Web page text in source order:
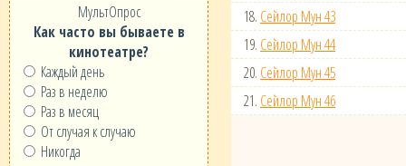
МультОпрос
Как часто вы бываете в
кинотеатре?
Каждый день
Раз в неделю
Раз в месяц
От случая к случаю
Никогда
18. Сейлор Мун 43
19. Сейлор Мун 44
20. Сейлор Мун 45
21. Сейлор Мун 46